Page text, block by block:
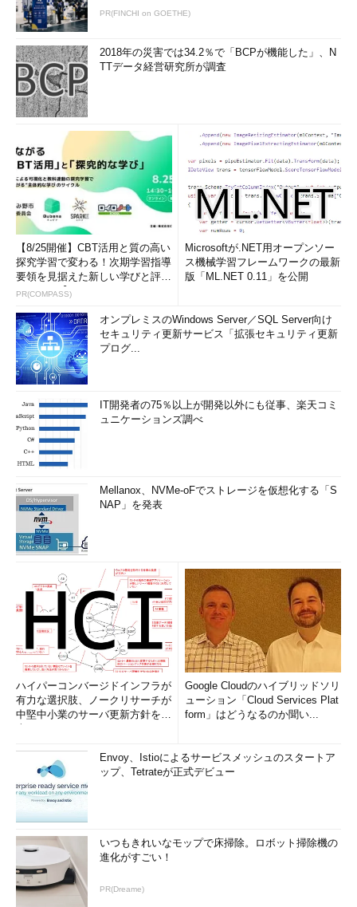
PR(FINCHI on GOETHE)
2018年の災害では34.2％で「BCPが機能した」、N
TTデータ経営研究所が調査
【8/25開催】CBT活用と質の高い
探究学習で変わる！次期学習指導
要領を見据えた新しい学びと評価
のカタチ【オンラインイベ...
PR(COMPASS)
Microsoftが.NET用オープンソー
ス機械学習フレームワークの最新
版「ML.NET 0.11」を公開
オンプレミスのWindows Server／SQL Server向け
セキュリティ更新サービス「拡張セキュリティ更新
プログ...
IT開発者の75％以上が開発以外にも従事、楽天コミ
ュニケーションズ調べ
Mellanox、NVMe-oFでストレージを仮想化する「S
NAP」を発表
ハイパーコンバージドインフラが
有力な選択肢、ノークリサーチが
中堅中小業のサーバ更新方針を調
Google Cloudのハイブリッドソリ
ューション「Cloud Services Plat
form」はどうなるのか聞い...
Envoy、Istioによるサービスメッシュのスタートア
ップ、Tetrateが正式デビュー
いつもきれいなモップで床掃除。ロボット掃除機の
進化がすごい！
PR(Dreame)